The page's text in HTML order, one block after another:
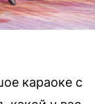
караоке с